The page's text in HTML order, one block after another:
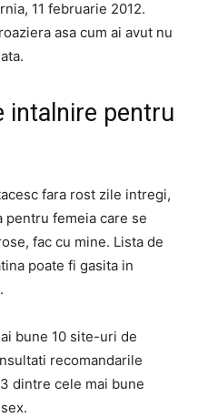
11 februarie 2012.
asa cum ai avut nu
intalnire pentru
fara rost zile intregi,
pentru femeia care se
fac cu mine. Lista de
poate fi gasita in
bune 10 site-uri de
recomandarile
dintre cele mai bune